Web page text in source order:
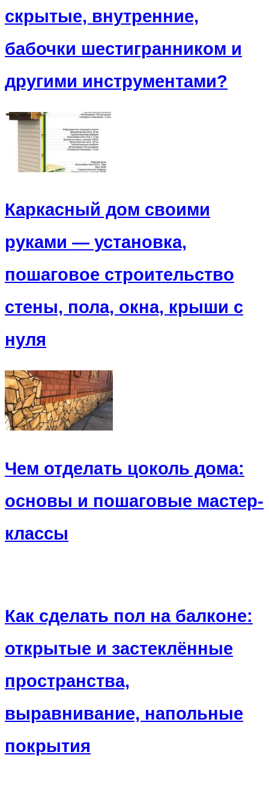
скрытые, внутренние,
бабочки шестигранником и
другими инструментами?
Каркасный дом своими
руками — установка,
пошаговое строительство
стены, пола, окна, крыши с
нуля
Чем отделать цоколь дома:
основы и пошаговые мастер-
классы
Как сделать пол на балконе:
открытые и застеклённые
пространства,
выравнивание, напольные
покрытия